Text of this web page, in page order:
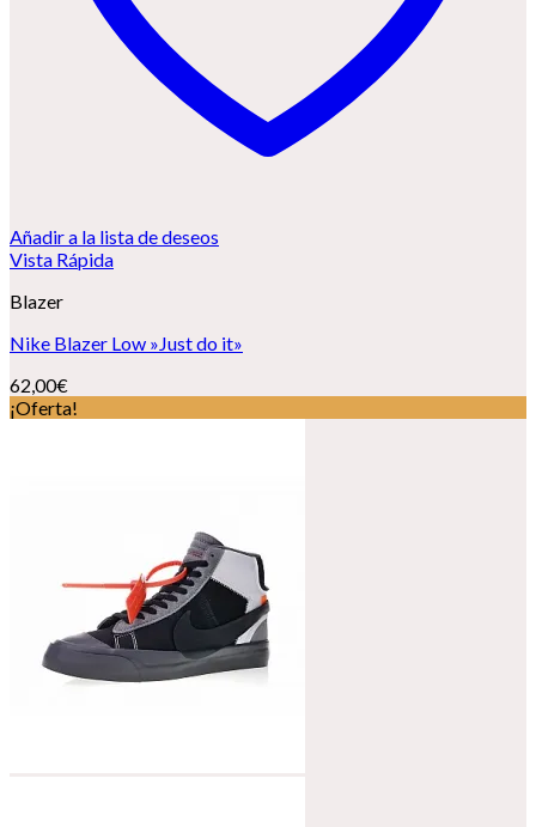
Añadir a la lista de deseos
Vista Rápida
Blazer
Nike Blazer Low »Just do it»
62,00€
¡Oferta!